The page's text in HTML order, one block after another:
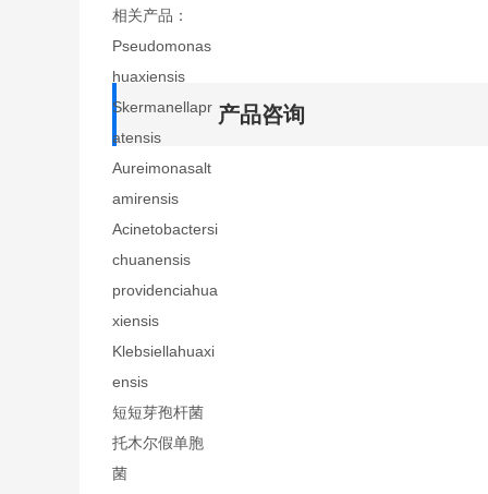
相关产品：
Pseudomonas
huaxiensis
Skermanellapr
atensis
Aureimonasalt
amirensis
Acinetobactersi
chuanensis
providenciahua
xiensis
Klebsiellahuaxi
ensis
短短芽孢杆菌
托木尔假单胞
菌
产品咨询